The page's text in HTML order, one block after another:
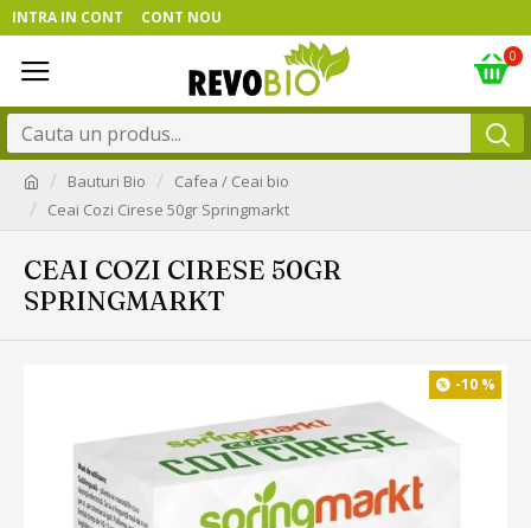
INTRA IN CONT CONT NOU
0
Bauturi Bio
Cafea / Ceai bio
Ceai Cozi Cirese 50gr Springmarkt
CEAI COZI CIRESE 50GR
SPRINGMARKT
-10 %